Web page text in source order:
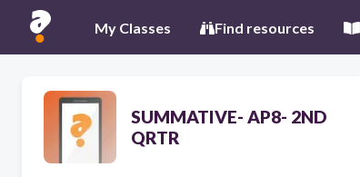
My Classes Find resources
SUMMATIVE- AP8- 2ND
QRTR